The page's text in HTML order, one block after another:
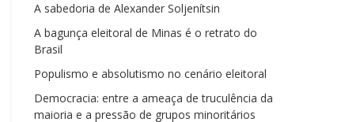
A sabedoria de Alexander Soljenítsin
A bagunça eleitoral de Minas é o retrato do
Brasil
Populismo e absolutismo no cenário eleitoral
Democracia: entre a ameaça de truculência da
maioria e a pressão de grupos minoritários